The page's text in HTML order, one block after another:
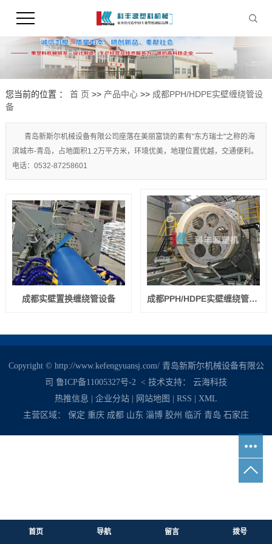
您当前的位置 ： 首 页 >> 产品中心>> 成都PPH/HDPE实壁缠绕管设
备
青岛新斯尔机械设备有限公司座落在美丽富饶的素有"东方瑞士"之称的海
滨城市-青岛，占地面积1.2万平方米，环境优美，地理位置优越，交通便利。
电话：0532-87258601
成都实壁置换缠绕管设备 成都PPH/HDPE实壁缠绕管设备
Copyright © http://www.kefengyuansj.com/ 青岛新斯尔机械设备有限公
司 鲁ICP备11005327号-2 < 技术支持： 云海科技
热推信息
企业分站 网站地图 RSS
XML
主营区域： 保定 重庆 成都 山东 淄博 胶州 临沂 青岛 石家庄
首页 导航 留言 拨号